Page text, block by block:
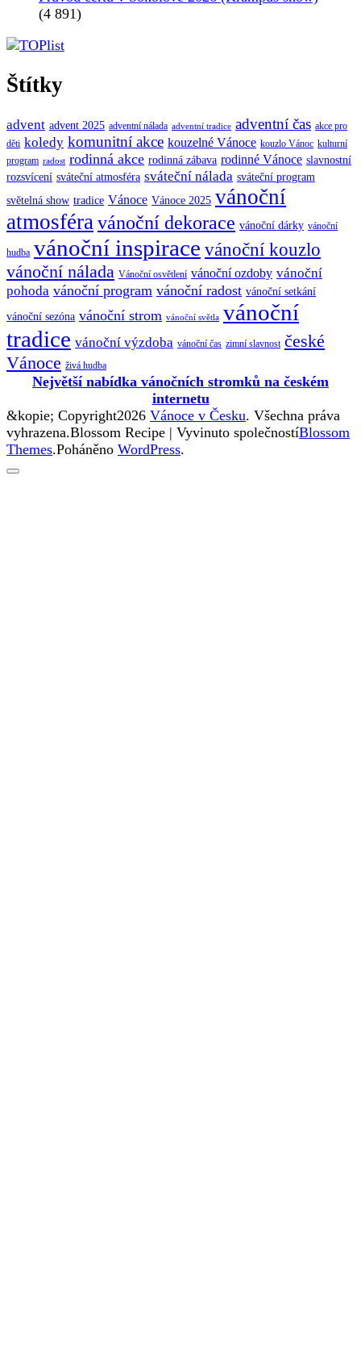
(4 891)
Štítky
advent advent 2025 adventní nálada adventní tradice adventní čas akce pro
děti koledy komunitní akce kouzelné Vánoce kouzlo Vánoc kulturní
program radost rodinná akce rodinná zábava rodinné Vánoce slavnostní
rozsvícení sváteční atmosféra sváteční nálada sváteční program
světelná show tradice Vánoce Vánoce 2025 vánoční
atmosféravánoční dekorace vánoční dárky vánoční
hudba vánoční inspirace vánoční kouzlo
vánoční nálada Vánoční osvětlení vánoční ozdoby vánoční
pohoda vánoční program vánoční radost vánoční setkání
vánoční sezóna vánoční strom vánoční světla vánoční
tradice vánoční výzdoba vánoční čas zimní slavnost české
Vánoce živá hudba
Největší nabídka vánočních stromků na českém
internetu
&kopie; Copyright2026 Vánoce v Česku. Všechna práva
vyhrazena.Blossom Recipe | Vyvinuto společnostíBlossom
Themes.Poháněno WordPress.